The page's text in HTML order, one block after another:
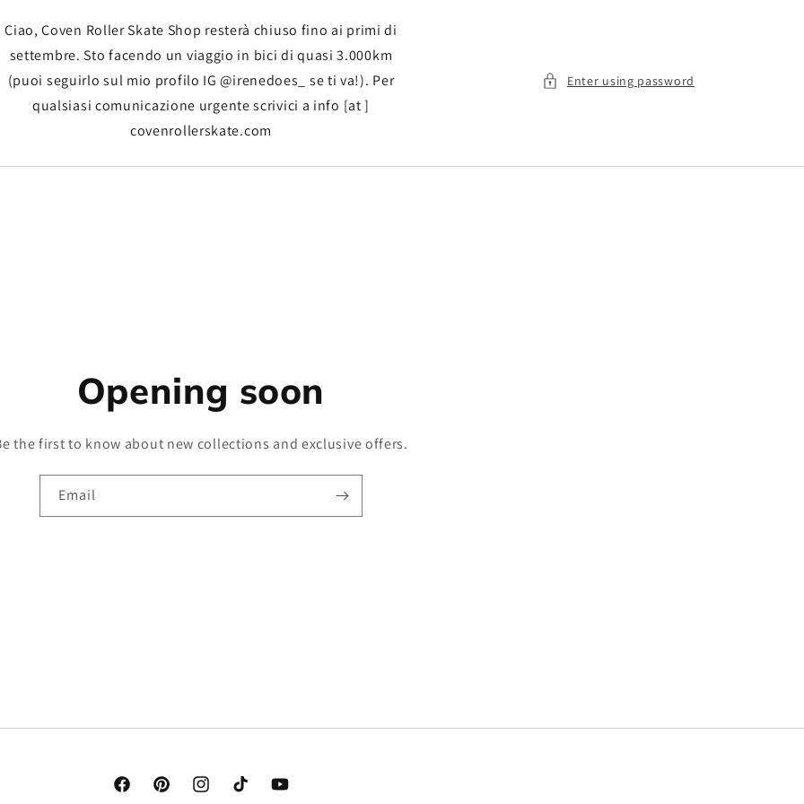
Ciao, Coven Roller Skate Shop resterà chiuso fino ai primi di
settembre. Sto facendo un viaggio in bici di quasi 3.000km
(puoi seguirlo sul mio profilo IG @irenedoes_ se ti va!). Per
qualsiasi comunicazione urgente scrivici a info [at ]
covenrollerskate.com
Enter using password
Opening soon
the first to know about new collections and exclusive offers.
Email
FacebookPinterestInstagramTikTok YouTube